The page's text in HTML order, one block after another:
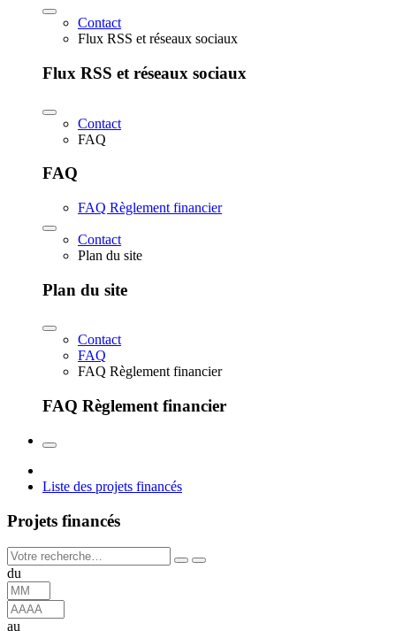
Contact
Flux RSS et réseaux sociaux
Flux RSS et réseaux sociaux
Contact
FAQ
FAQ
FAQ Règlement financier
Contact
Plan du site
Plan du site
Contact
FAQ
FAQ Règlement financier
FAQ Règlement financier
Liste des projets financés
Projets financés
du
au